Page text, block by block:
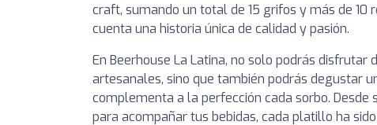
craft, sumando un total de 15 grifos y más de
cuenta una historia única de calidad y pasión.
En Beerhouse La Latina, no solo podrás
artesanales, sino que también podrás degustar
complementa a la perfección cada sorbo.
para acompañar tus bebidas, cada platillo ha